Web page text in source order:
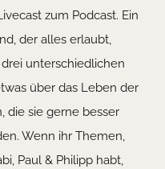
zum Podcast. Ein
der alles erlaubt,
unterschiedlichen
über das Leben der
die sie gerne besser
Wenn ihr Themen,
Paul & Philipp habt,